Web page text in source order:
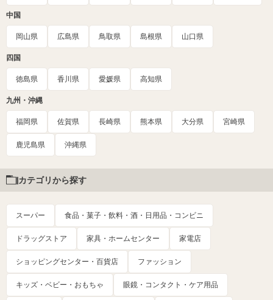
中国
岡山県 広島県 鳥取県 島根県 山口県
四国
徳島県 香川県 愛媛県 高知県
九州・沖縄
福岡県 佐賀県 長崎県 熊本県 大分県 宮崎県
鹿児島県 沖縄県
カテゴリから探す
スーパー 食品・菓子・飲料・酒・日用品・コンビニ
ドラッグストア 家具・ホームセンター 家電店
ショッピングセンター・百貨店 ファッション
キッズ・ベビー・おもちゃ 眼鏡・コンタクト・ケア用品